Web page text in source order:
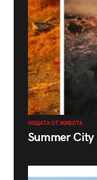
НЕЩАТА ОТ ЖИВОТА
Summer